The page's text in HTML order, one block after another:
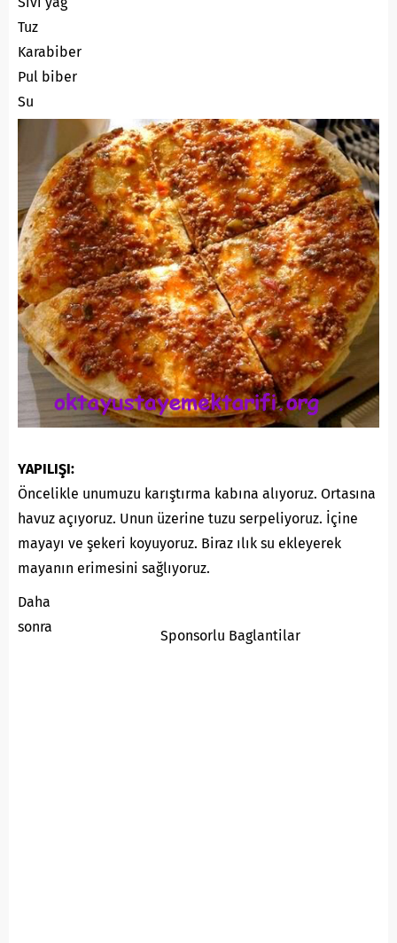
Tuz
Karabiber
Pul biber
Su
YAPILIŞI:
Öncelikle unumuzu karıştırma kabına alıyoruz. Ortasına
havuz açıyoruz. Unun üzerine tuzu serpeliyoruz. İçine
mayayı ve şekeri koyuyoruz. Biraz ılık su ekleyerek
mayanın erimesini sağlıyoruz.
Sponsorlu Baglantilar
Daha
sonra